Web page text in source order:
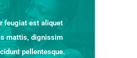
feugiat est aliquet
mattis, dignissim
pellentesque.